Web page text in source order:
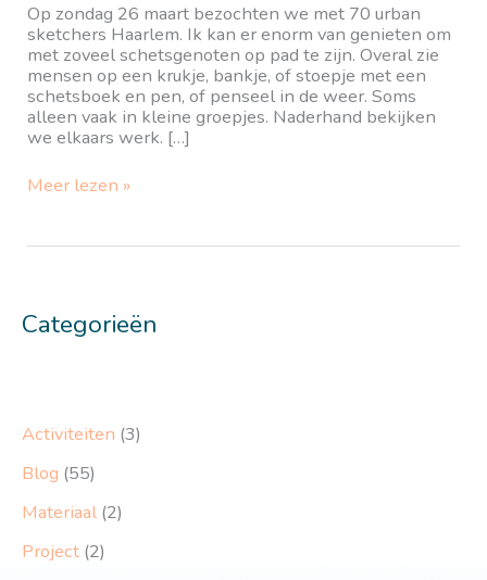
Op zondag 26 maart bezochten we met 70 urban
sketchers Haarlem. Ik kan er enorm van genieten om
met zoveel schetsgenoten op pad te zijn. Overal zie
mensen op een krukje, bankje, of stoepje met een
schetsboek en pen, of penseel in de weer. Soms
alleen vaak in kleine groepjes. Naderhand bekijken
we elkaars werk. […]
Hartje
crawl
Meer lezen »
Categorieën
Activiteiten (3)
Blog (55)
Materiaal (2)
Project (2)